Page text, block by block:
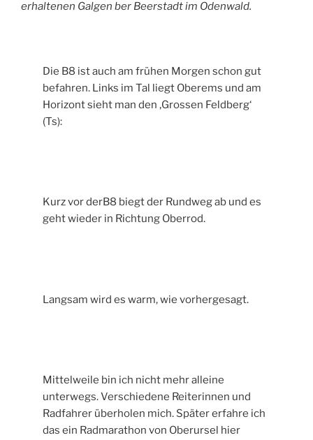
erhaltenen Galgen ber Beerstadt im Odenwald.
Die B8 ist auch am frühen Morgen schon gut
befahren. Links im Tal liegt Oberems und am
Horizont sieht man den ‚Grossen Feldberg‘
(Ts):
Kurz vor derB8 biegt der Rundweg ab und es
geht wieder in Richtung Oberrod.
Langsam wird es warm, wie vorhergesagt.
Mittelweile bin ich nicht mehr alleine
unterwegs. Verschiedene Reiterinnen und
Radfahrer überholen mich. Später erfahre ich
das ein Radmarathon von Oberursel hier